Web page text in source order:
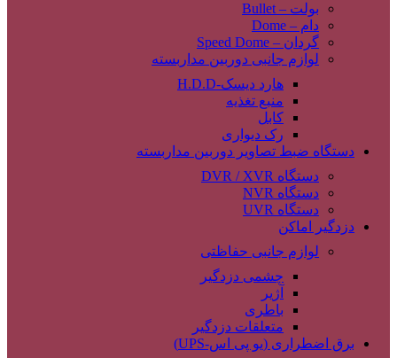
بولت – Bullet
دام – Dome
گردان – Speed Dome
لوازم جانبی دوربین مداربسته
هارد دیسک-H.D.D
منبع تغذیه
کابل
رک دیواری
دستگاه ضبط تصاویر دوربین مداربسته
دستگاه DVR / XVR
دستگاه NVR
دستگاه UVR
دزدگیر اماکن
لوازم جانبی حفاظتی
چشمی دزدگیر
آژیر
باطری
متعلقات دزدگیر
برق اضطراری (یو پی اس-UPS)